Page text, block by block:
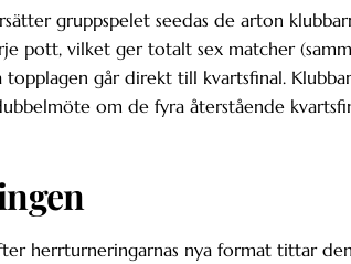
gruppspelet seedas de arton
pott, vilket ger totalt sex matcher
topplagen går direkt till kvartsfinal.
om de fyra återstående
herrturneringarnas nya format tittar